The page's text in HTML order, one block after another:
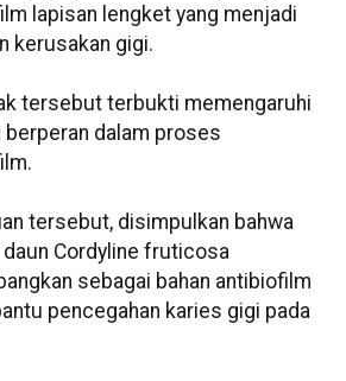
lapisan lengket yang menjadi
kerusakan gigi.
tersebut terbukti memengaruhi
dalam proses
tersebut, disimpulkan bahwa
Cordyline fruticosa
sebagai bahan antibiofilm
pencegahan karies gigi pada